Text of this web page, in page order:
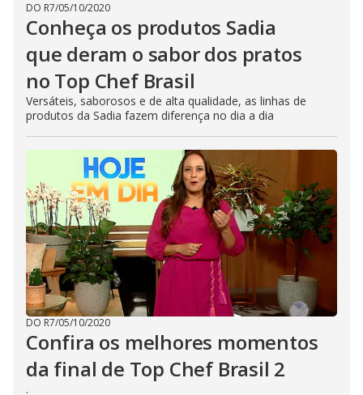
DO R7/05/10/2020
Conheça os produtos Sadia
que deram o sabor dos pratos
no Top Chef Brasil
Versáteis, saborosos e de alta qualidade, as linhas de
produtos da Sadia fazem diferença no dia a dia
DO R7/05/10/2020
Confira os melhores momentos
da final de Top Chef Brasil 2
.